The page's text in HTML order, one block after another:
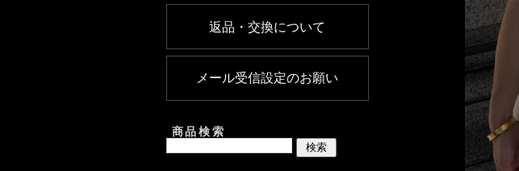
返品・交換について
メール受信設定のお願い
商品検索